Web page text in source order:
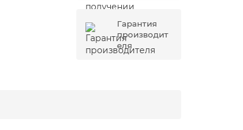
Гарантия
производит
еля